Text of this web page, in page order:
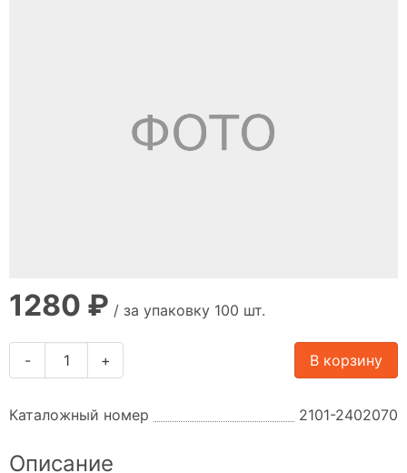
1280 ₽ / за упаковку 100 шт.
- + В корзину
Каталожный номер 2101-2402070
Описание